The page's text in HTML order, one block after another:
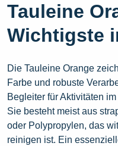
Tauleine
Wichtigste
Die Tauleine Orange
Farbe und robuste
Begleiter für Aktivitäten
Sie besteht meist aus
oder Polypropylen, das
reinigen ist. Ein